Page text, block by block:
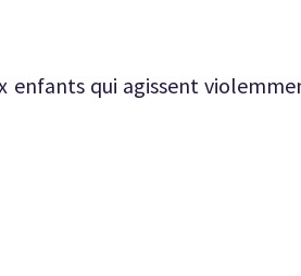
enfants qui agissent